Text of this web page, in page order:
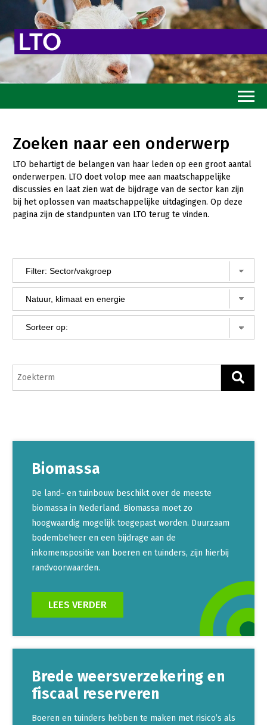
Toekomstvisie
Goed eten
Mooi groen
Sterk ondernemerschap
Gezonde planten
Gezonde dieren
Natuur, klimaat en energie
Platteland en omgeving
Sectoren
Dier
Biologische Landbouw
Geitenhouderij
Kalverhouderij
Konijnenhouderij
Melkveehouderij
Paardenhouderij
Pluimveehouderij
Schapenhouderij
Vleesveehouderij
Plant
Akkerbouw
Biologische Landbouw
Bollenteelt
Bomen, vaste planten en zomerbloemen
Fruitteelt
Glastuinbouw
Paddenstoelen
Multifunctionele landbouw
Multifunctioneel
Vrouw en Bedrijf
Onderwerpen
Webinars
Over LTO
Mensen
Bestuur en Directie
Medewerkers
Jaarverslag 2023
Vacatures
Zoeken naar een onderwerp
LTO behartigt de belangen van haar leden op een groot aantal
onderwerpen. LTO doet volop mee aan maatschappelijke
discussies en laat zien wat de bijdrage van de sector kan zijn
bij het oplossen van maatschappelijke uitdagingen. Op deze
pagina zijn de standpunten van LTO terug te vinden.
Biomassa
De land- en tuinbouw beschikt over de meeste
biomassa in Nederland. Biomassa moet zo
hoogwaardig mogelijk toegepast worden. Duurzaam
bodembeheer en een bijdrage aan de
inkomenspositie van boeren en tuinders, zijn hierbij
randvoorwaarden.
LEES VERDER
Brede weersverzekering en
fiscaal reserveren
Boeren en tuinders hebben te maken met risico’s als